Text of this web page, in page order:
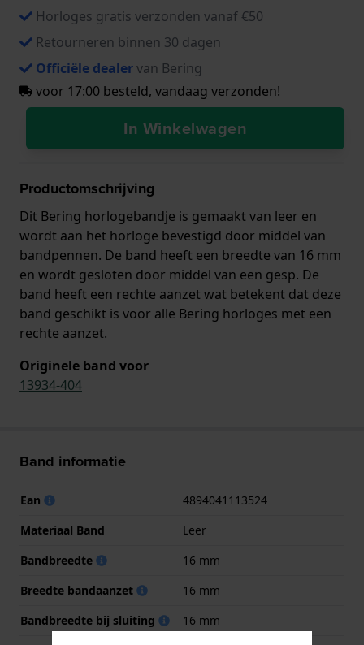
Horloges gratis verzonden vanaf €50
Retourneren binnen 30 dagen
Officiële dealervan Bering
voor 17:00 besteld, vandaag verzonden!
In Winkelwagen
Productomschrijving
Dit Bering horlogebandje is gemaakt van leer en
wordt aan het horloge bevestigd door middel van
bandpennen. De band heeft een breedte van 16 mm
en wordt gesloten door middel van een gesp. De
band heeft een rechte aanzet wat betekent dat deze
band geschikt is voor alle Bering horloges met een
rechte aanzet.
Originele band voor
13934-404
Band informatie
Ean
4894041113524
Materiaal Band
Leer
Bandbreedte
16 mm
Breedte bandaanzet
16 mm
Bandbreedte bij sluiting
16 mm